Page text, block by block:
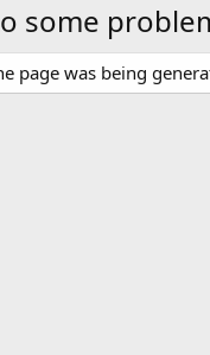
some
page was being